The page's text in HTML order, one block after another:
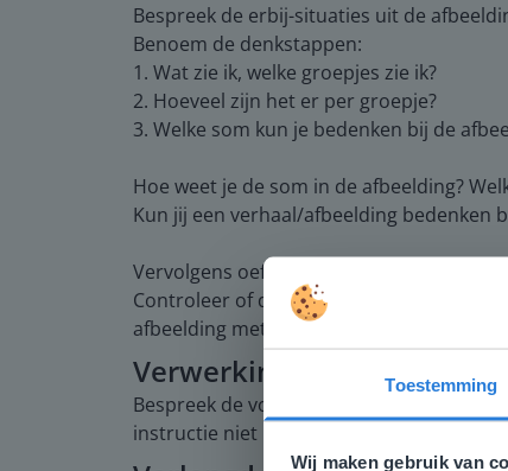
Toestemming
Wij maken gebruik van
Bespreek de erbij-situaties uit de
Benoem de denkstappen:
1. Wat zie ik, welke groepjes zie ik?
2. Hoeveel zijn het er per groepje?
3. Welke som kun je bedenken bij de
Hoe weet je de som in de afbeelding?
Kun jij een verhaal/afbeelding bedenken
Vervolgens oefenen en herhalen de
Controleer of de leerlingen begrijpen
afbeelding met olifanten opschrijven.
Verwerking
Bespreek de voorbeeldopgaven om de
instructie niet hoeven te volgen, gaan